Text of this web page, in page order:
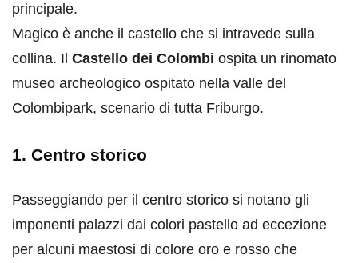
principale.
Magico è anche il castello che si intravede sulla
collina. Il Castello dei Colombi ospita un rinomato
museo archeologico ospitato nella valle del
Colombipark, scenario di tutta Friburgo.
1. Centro storico
Passeggiando per il centro storico si notano gli
imponenti palazzi dai colori pastello ad eccezione
per alcuni maestosi di colore oro e rosso che